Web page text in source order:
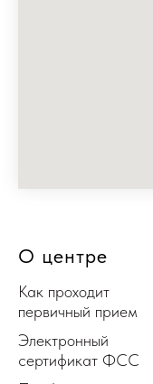
О центре
Как проходит
первичный прием
Электронный
сертификат ФСС